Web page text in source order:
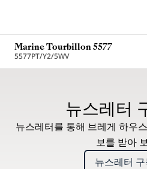
Marine Tourbillon 5577
5577PT/Y2/5WV
뉴스레터
뉴스레터를 통해 브레게 하우
보를 받아
뉴스레터